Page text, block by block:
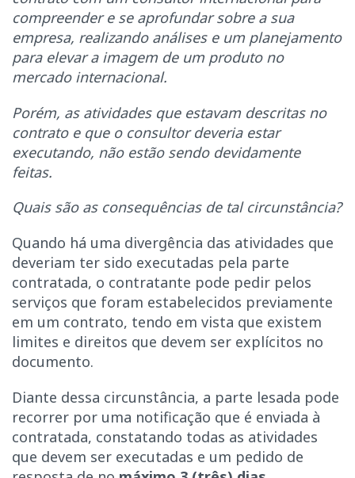
compreender e se aprofundar sobre a sua
empresa, realizando análises e um planejamento
para elevar a imagem de um produto no
mercado internacional.
Porém, as atividades que estavam descritas no
contrato e que o consultor deveria estar
executando, não estão sendo devidamente
feitas.
Quais são as consequências de tal circunstância?
Quando há uma divergência das atividades que
deveriam ter sido executadas pela parte
contratada, o contratante pode pedir pelos
serviços que foram estabelecidos previamente
em um contrato, tendo em vista que existem
limites e direitos que devem ser explícitos no
documento.
Diante dessa circunstância, a parte lesada pode
recorrer por uma notificação que é enviada à
contratada, constatando todas as atividades
que devem ser executadas e um pedido de